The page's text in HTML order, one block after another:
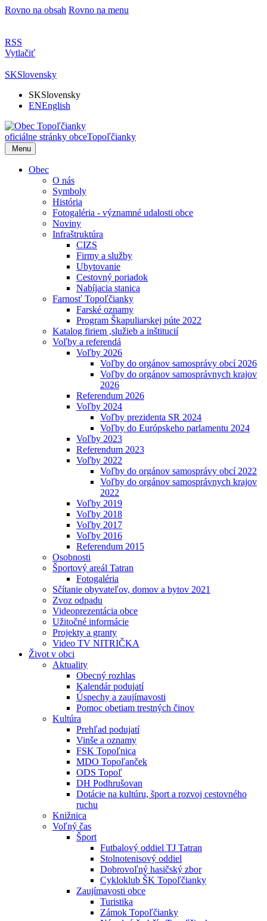
Rovno na obsah Rovno na menu
RSS
Vytlačiť
SKSlovensky
SKSlovensky
ENEnglish
oficiálne stránky obceTopoľčianky
Menu
Obec
O nás
Symboly
História
Fotogaléria - významné udalosti obce
Noviny
Infraštruktúra
CIZS
Firmy a služby
Ubytovanie
Cestovný poriadok
Nabíjacia stanica
Farnosť Topoľčianky
Farské oznamy
Program Škapuliarskej púte 2022
Katalog firiem ,služieb a inštitucií
Voľby a referendá
Voľby 2026
Voľby do orgánov samosprávy obcí 2026
Voľby do orgánov samosprávnych krajov
2026
Referendum 2026
Voľby 2024
Voľby prezidenta SR 2024
Voľby do Európskeho parlamentu 2024
Voľby 2023
Referendum 2023
Voľby 2022
Voľby do orgánov samosprávy obcí 2022
Voľby do orgánov samosprávnych krajov
2022
Voľby 2019
Voľby 2018
Voľby 2017
Voľby 2016
Referendum 2015
Osobnosti
Športový areál Tatran
Fotogaléria
Sčítanie obyvateľov, domov a bytov 2021
Zvoz odpadu
Videoprezentácia obce
Užitočné informácie
Projekty a granty
Video TV NITRIČKA
Život v obci
Aktuality
Obecný rozhlas
Kalendár podujatí
Úspechy a zaujímavosti
Pomoc obetiam trestných činov
Kultúra
Prehľad podujatí
Vinše a oznamy
FSK Topoľnica
MDO Topoľanček
ODS Topoľ
DH Podhrušovan
Dotácie na kultúru, šport a rozvoj cestovného
ruchu
Knižnica
Voľný čas
Šport
Futbalový oddiel TJ Tatran
Stolnotenisový oddiel
Dobrovoľný hasičský zbor
Cykloklub ŠK Topoľčianky
Zaujímavosti obce
Turistika
Zámok Topoľčianky